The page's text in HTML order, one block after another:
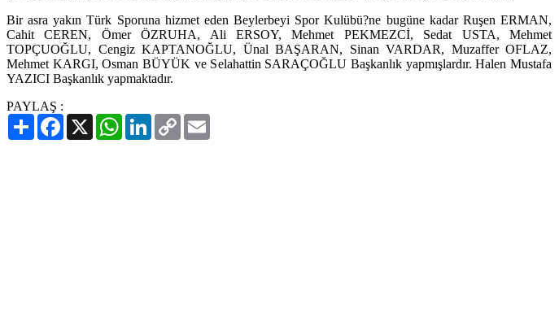
Bir asra yakın Türk Sporuna hizmet eden Beylerbeyi Spor Kulübü?ne bugüne kadar Ruşen ERMAN,
Cahit CEREN, Ömer ÖZRUHA, Ali ERSOY, Mehmet PEKMEZCİ, Sedat USTA, Mehmet
TOPÇUOĞLU, Cengiz KAPTANOĞLU, Ünal BAŞARAN, Sinan VARDAR, Muzaffer OFLAZ,
Mehmet KARGI, Osman BÜYÜK ve Selahattin SARAÇOĞLU Başkanlık yapmışlardır. Halen Mustafa
YAZICI Başkanlık yapmaktadır.
PAYLAŞ :
PaylaşFacebook
X WhatsAppLinkedIn
Copy
Link